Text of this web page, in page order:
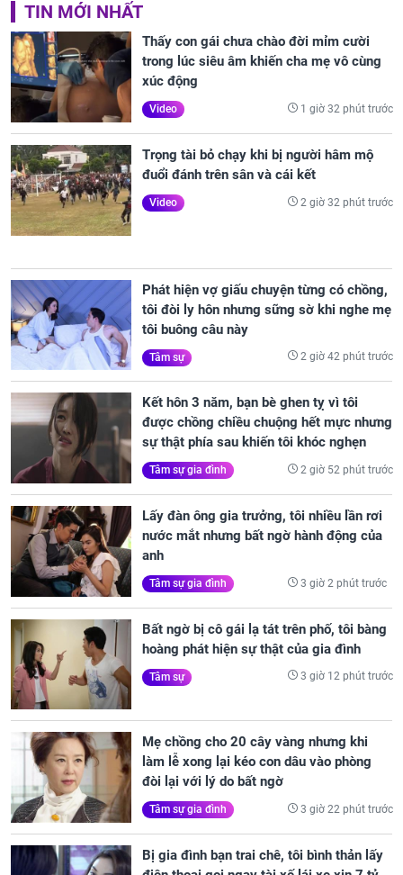
TIN MỚI NHẤT
Thấy con gái chưa chào đời mỉm cười
trong lúc siêu âm khiến cha mẹ vô cùng
xúc động
Video 1 giờ 32 phút trước
Trọng tài bỏ chạy khi bị người hâm mộ
đuổi đánh trên sân và cái kết
Video 2 giờ 32 phút trước
Phát hiện vợ giấu chuyện từng có chồng,
tôi đòi ly hôn nhưng sững sờ khi nghe mẹ
tôi buông câu này
Tâm sự 2 giờ 42 phút trước
Kết hôn 3 năm, bạn bè ghen tỵ vì tôi
được chồng chiều chuộng hết mực nhưng
sự thật phía sau khiến tôi khóc nghẹn
Tâm sự gia đình 2 giờ 52 phút trước
Lấy đàn ông gia trưởng, tôi nhiều lần rơi
nước mắt nhưng bất ngờ hành động của
anh
Tâm sự gia đình 3 giờ 2 phút trước
Bất ngờ bị cô gái lạ tát trên phố, tôi bàng
hoàng phát hiện sự thật của gia đình
Tâm sự 3 giờ 12 phút trước
Mẹ chồng cho 20 cây vàng nhưng khi
làm lễ xong lại kéo con dâu vào phòng
đòi lại với lý do bất ngờ
Tâm sự gia đình 3 giờ 22 phút trước
Bị gia đình bạn trai chê, tôi bình thản lấy